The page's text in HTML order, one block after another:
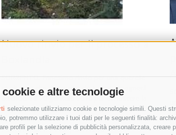
e altre tecnologie
selezionate utilizziamo cookie e tecnologie simili. Questi
potremmo utilizzare i tuoi dati per le seguenti finalità:
profili per la selezione di pubblicità personalizzata,
Nuovo rinvio per il processo a
SORRENTO. Ennesimo rinvio per una querelle
giudiziaria che si trascina da 5 anni. Bisognerà
attendere il 20 gennaio 2016 per conoscere la
sorte dei quattro …
25 Novembre 2015|Sorrento